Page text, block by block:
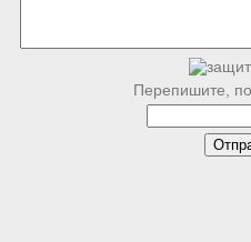
Перепишите,